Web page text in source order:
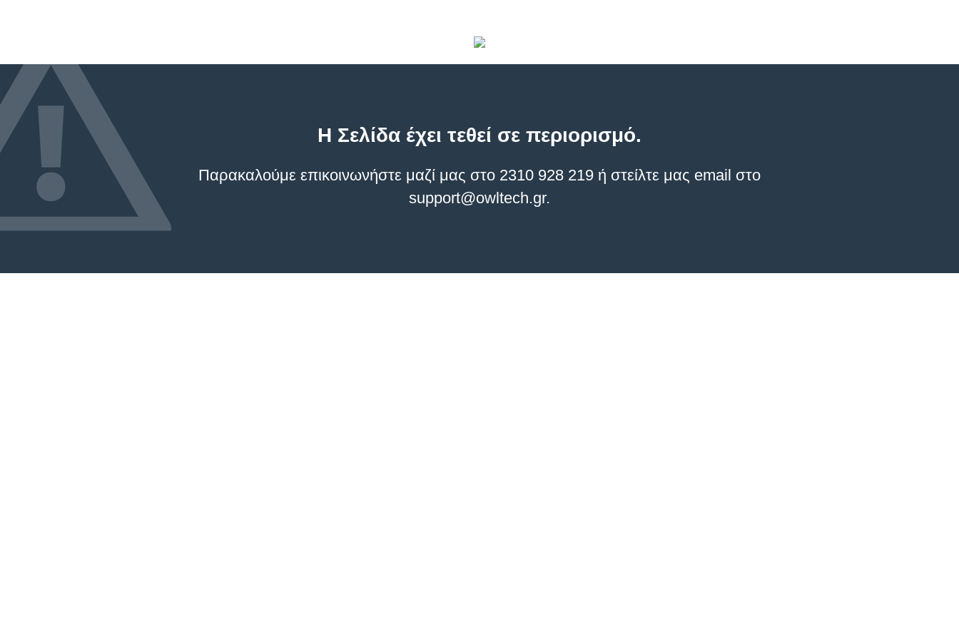
Η Σελίδα έχει τεθεί σε περιορισμό.
Παρακαλούμε επικοινωνήστε μαζί μας στο 2310 928 219 ή στείλτε μας email στο
support@owltech.gr.